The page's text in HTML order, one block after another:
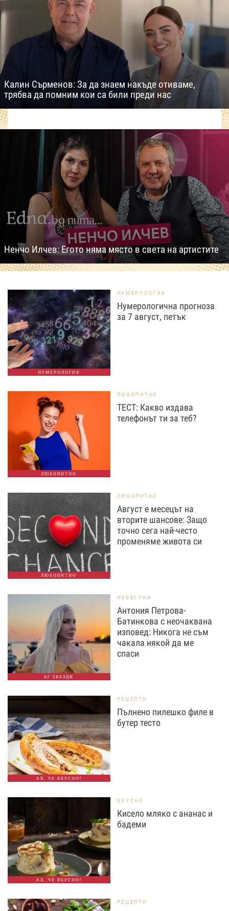
Калин Сърменов: За да знаем накъде отиваме,
трябва да помним кои са били преди нас
Ненчо Илчев: Егото няма място в света на артистите
НУМЕРОЛОГИЯ
НУМЕРОЛОГИЯ
Нумерологична прогноза
за 7 август, петък
ЛЮБОПИТНО
ЛЮБОПИТНО
ТЕСТ: Какво издава
телефонът ти за теб?
ЛЮБОПИТНО
ЛЮБОПИТНО
Август е месецът на
вторите шансове: Защо
точно сега най-често
променяме живота си
БГ ЗВЕЗДИ
ИЗВЕСТНИ
Антония Петрова-
Батинкова с неочаквана
изповед: Никога не съм
чакала някой да ме
спаси
АХ, ЧЕ ВКУСНО!
РЕЦЕПТИ
Пълнено пилешко филе в
бутер тесто
АХ, ЧЕ ВКУСНО!
ВКУСНО
Кисело мляко с ананас и
бадеми
РЕЦЕПТИ